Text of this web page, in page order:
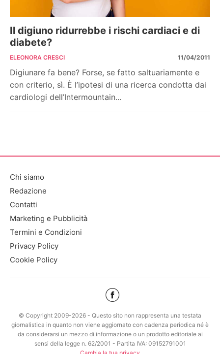
Il digiuno ridurrebbe i rischi cardiaci e di
diabete?
ELEONORA CRESCI 11/04/2011
Digiunare fa bene? Forse, se fatto saltuariamente e
con criterio, sì. È l’ipotesi di una ricerca condotta dai
cardiologi dell’Intermountain...
Chi siamo
Redazione
Contatti
Marketing e Pubblicità
Termini e Condizioni
Privacy Policy
Cookie Policy
© Copyright 2009-2026 - Questo sito non rappresenta una testata
giornalistica in quanto non viene aggiornato con cadenza periodica né è
da considerarsi un mezzo di informazione o un prodotto editoriale ai
sensi della legge n. 62/2001 - Partita IVA: 09152791001